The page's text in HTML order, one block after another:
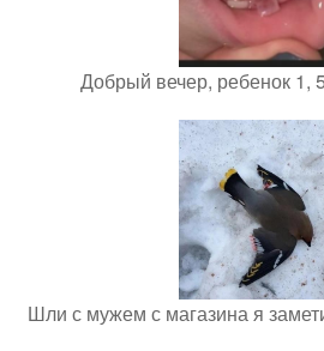
Добрый вечер, ребенок 1,
Шли с мужем с магазина я